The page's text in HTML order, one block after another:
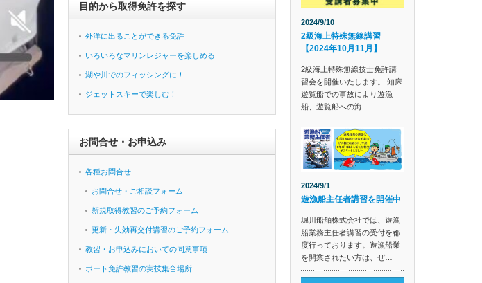
目的から取得免許を探す
外洋に出ることができる免許
いろいろなマリンレジャーを楽しめる
湖や川でのフィッシングに！
ジェットスキーで楽しむ！
お問合せ・お申込み
各種お問合せ
お問合せ・ご相談フォーム
新規取得教習のご予約フォーム
更新・失効再交付講習のご予約フォーム
教習・お申込みにおいての同意事項
ボート免許教習の実技集合場所
2024/9/10
2級海上特殊無線講習
【2024年10月11月】
2級海上特殊無線技士免許講
習会を開催いたします。 知床
遊覧船での事故により遊漁
船、遊覧船への海…
2024/9/1
遊漁船主任者講習を開催中
堀川船舶株式会社では、遊漁
船業務主任者講習の受付を都
度行っております。遊漁船業
を開業されたい方は、ぜ…